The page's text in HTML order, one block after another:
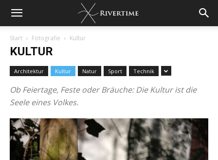
Start Fotografie Kultur
KULTUR
Architektur Kultur Natur Sport Technik
Ob Feiertage, Feste oder Bräuche: Die Kultur ist die
Seele eines Volkes.